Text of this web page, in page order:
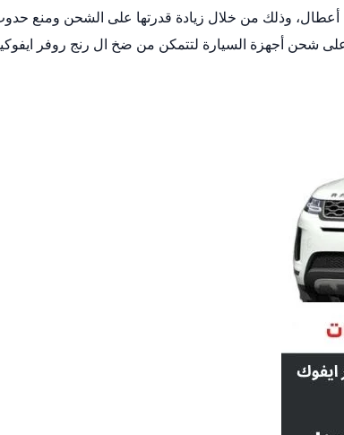
أعطال، وذلك من خلال زيادة قدرتها على الشحن ومنع
شحن أجهزة السيارة لتتمكن من ضخ ال رنج روفر